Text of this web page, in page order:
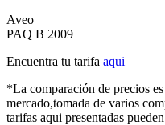
Aveo
PAQ B 2009
Encuentra tu tarifa aqui
*La comparación de precios
mercado,tomada de varios
tarifas aqui presentadas